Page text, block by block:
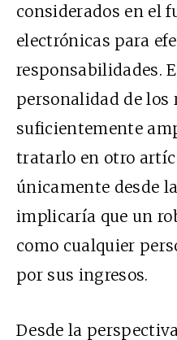
considerados en el
electrónicas para
responsabilidades.
personalidad de los
suficientemente
tratarlo en otro
únicamente desde
implicaría que un
como cualquier
por sus ingresos.
Desde la